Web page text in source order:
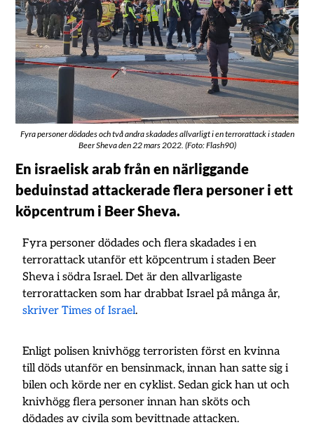
Fyra personer dödades och två andra skadades allvarligt i en terrorattack i staden
Beer Sheva den 22 mars 2022. (Foto: Flash90)
En israelisk arab från en närliggande
beduinstad attackerade flera personer i ett
köpcentrum i Beer Sheva.
Fyra personer dödades och flera skadades i en
terrorattack utanför ett köpcentrum i staden Beer
Sheva i södra Israel. Det är den allvarligaste
terrorattacken som har drabbat Israel på många år,
skriver Times of Israel.
Enligt polisen knivhögg terroristen först en kvinna
till döds utanför en bensinmack, innan han satte sig i
bilen och körde ner en cyklist. Sedan gick han ut och
knivhögg flera personer innan han sköts och
dödades av civila som bevittnade attacken.